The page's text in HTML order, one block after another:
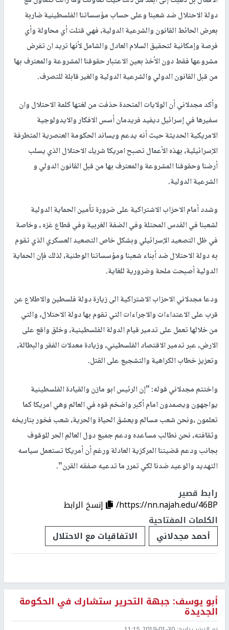
دولة الاحتلال ضد شعبنا وعلى حساب مؤسساتنا الفلسطينية ضاربة
بعرض الحائط القانون والشرعية الدولية، فهي قتلت أي محاولة وأي
فرصة وإمكانية لتحقيق السلام العادل والشامل لأنها تريد ان تفرض
مشروعها فقط دون الأخذ بعين الاعتبار حقوقنا المشروعة والمعترف بها
من قبل القانون الدولي والشرعية الدولية والغير قابلة للتصرف.
وأكد مجدلاني أن الولايات المتحدة حذفت من لغتها كلمة الاحتلال وان
سفيرها في إسرائيل ديفيد فريدمان أسس الافكار والايدولوجية
الامريكية الحديثة حيث أنه يدعم ويساند الحكومة العنصرية المتطرفة
الإسرائيلية، بهذه الأعمال تصبح امريكا شريك الاحتلال الذي يسلب
أرضنا وحقوقنا المشروعة والمعترف بها من قبل القانون الدولي و
الشرعية الدولية.
وشدد أمام الاحزاب الاشتراكية على ضرورة تأمين الحماية الدولية
لشعبنا في القدس المحتلة وفي الضفة الغربية وفي قطاع غزه ، وخاصة
في ظل التصعيد الإسرائيلي وبشكل خاص التصعيد العسكري الذي تقوم
به دولة الاحتلال ضد أبناء شعبنا ومؤسساتنا الوطنية، لذلك فإن الحماية
الدولية أصبحت ملحة وضرورية للغاية.
ودعا مجدلاني الاحزاب الاشتراكية الى زيارة دولة فلسطين والاطلاع عن
قرب على الاعتداءات والاجراءات التي تقوم بها دولة الاحتلال، والتي
من خلالها تعمل على تدمير قيام الدولة الفلسطينية، وخلق واقع على
الارض، عبر تدمير الاقتصاد الفلسطيني، وزيادة معدلات الفقر والبطالة،
وتعزيز خطاب الكراهية والتشجيع على القتل.
واختتم مجدلاني قوله: "إن الرئيس ابو مازن والقيادة الفلسطينية
يواجهون ويصمدون امام أكبر واضخم قوه في العالم وهي امريكا كما
تعلمون ،ونحن شعب مسالم ويعشق الحياة والحرية، شعب فخور بتاريخه
وثقافته، نحن نطالب مساعده ودعم جميع دول العالم الحر للوقوف
بجانب ودعم قضيتنا المركزية العادلة ورغم أن أمريكا تستعمل سياسه
التهديد والوعيد ضدنا لكي تمرر ما تدعيه صفقه القرن".
رابط قصير
https://nn.najah.edu/46BP/
إنسخ الرابط
الكلمات المفتاحية
أحمد مجدلاني
الاتفاقيات مع الاحتلال
أبو يوسف: جبهة التحرير ستشارك في الحكومة
الجديدة